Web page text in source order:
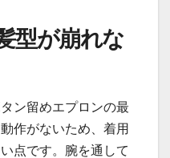
型が崩れな
ン留めエプロンの最
作がないため、着用
点です。腕を通して